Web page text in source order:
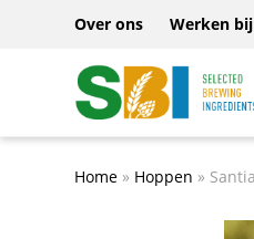
Over ons Werken bij
Home » Hoppen »